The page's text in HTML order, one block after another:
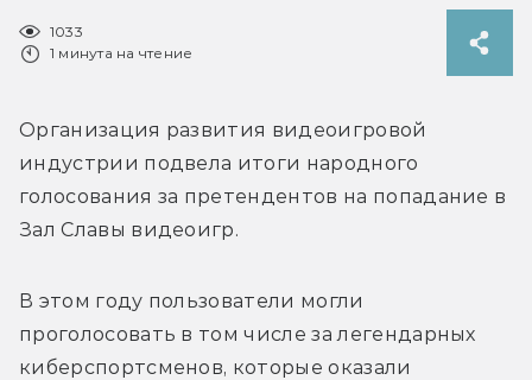
1033
1 минута на чтение
Организация развития видеоигровой
индустрии подвела итоги народного
голосования за претендентов на попадание в
Зал Славы видеоигр.
В этом году пользователи могли
проголосовать в том числе за легендарных
киберспортсменов, которые оказали